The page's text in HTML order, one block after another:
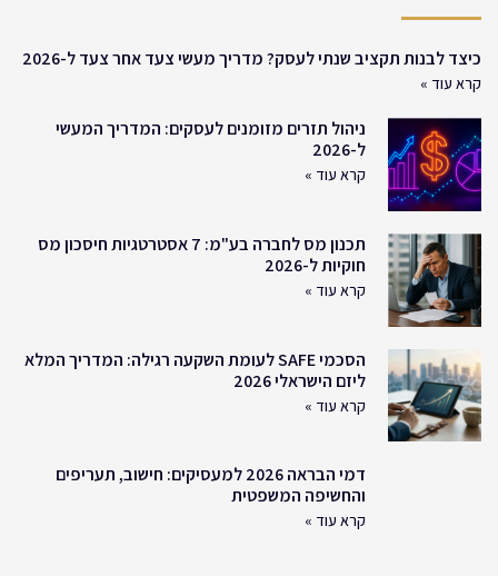
כיצד לבנות תקציב שנתי לעסק? מדריך מעשי צעד אחר צעד ל-2026
קרא עוד »
ניהול תזרים מזומנים לעסקים: המדריך המעשי
ל-2026
קרא עוד »
תכנון מס לחברה בע"מ: 7 אסטרטגיות חיסכון מס
חוקיות ל-2026
קרא עוד »
הסכמי SAFE לעומת השקעה רגילה: המדריך המלא
ליזם הישראלי 2026
קרא עוד »
דמי הבראה 2026 למעסיקים: חישוב, תעריפים
והחשיפה המשפטית
קרא עוד »